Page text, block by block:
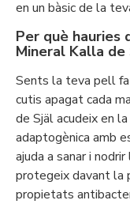
en un bàsic de la
Per què hauries
Mineral Kalla de
Sents la teva pell
cutis apagat cada
de Själ acudeix en
adaptogènica amb
ajuda a sanar i
protegeix davant la
propietats